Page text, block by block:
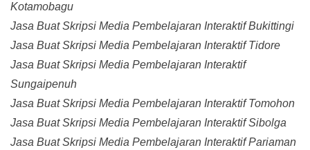
Kotamobagu
Jasa Buat Skripsi Media Pembelajaran Interaktif Bukittingi
Jasa Buat Skripsi Media Pembelajaran Interaktif Tidore
Jasa Buat Skripsi Media Pembelajaran Interaktif
Sungaipenuh
Jasa Buat Skripsi Media Pembelajaran Interaktif Tomohon
Jasa Buat Skripsi Media Pembelajaran Interaktif Sibolga
Jasa Buat Skripsi Media Pembelajaran Interaktif Pariaman